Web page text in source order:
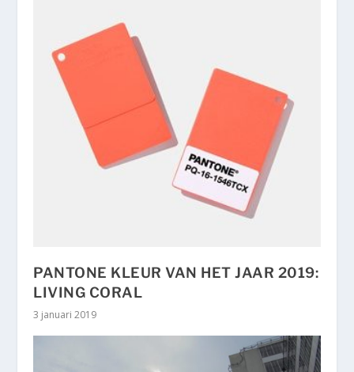
PANTONE KLEUR VAN HET JAAR 2019:
LIVING CORAL
3 januari 2019